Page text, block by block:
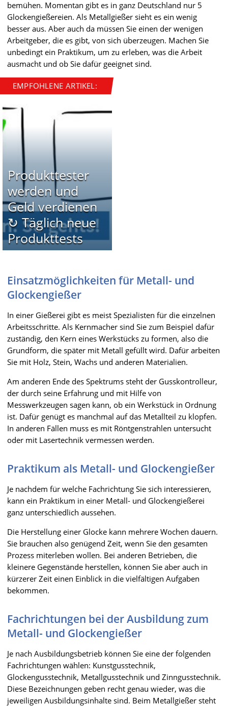
bemühen. Momentan gibt es in ganz Deutschland nur 5
Glockengießereien. Als Metallgießer sieht es ein wenig
besser aus. Aber auch da müssen Sie einen der wenigen
Arbeitgeber, die es gibt, von sich überzeugen. Machen Sie
unbedingt ein Praktikum, um zu erleben, was die Arbeit
ausmacht und ob Sie dafür geeignet sind.
EMPFOHLENE ARTIKEL:
Produkttester
werden und
Geld verdienen
↻ Täglich neue
Produkttests
Einsatzmöglichkeiten für Metall- und
Glockengießer
In einer Gießerei gibt es meist Spezialisten für die einzelnen
Arbeitsschritte. Als Kernmacher sind Sie zum Beispiel dafür
zuständig, den Kern eines Werkstücks zu formen, also die
Grundform, die später mit Metall gefüllt wird. Dafür arbeiten
Sie mit Holz, Stein, Wachs und anderen Materialien.
Am anderen Ende des Spektrums steht der Gusskontrolleur,
der durch seine Erfahrung und mit Hilfe von
Messwerkzeugen sagen kann, ob ein Werkstück in Ordnung
ist. Dafür genügt es manchmal auf das Metallteil zu klopfen.
In anderen Fällen muss es mit Röntgenstrahlen untersucht
oder mit Lasertechnik vermessen werden.
Praktikum als Metall- und Glockengießer
Je nachdem für welche Fachrichtung Sie sich interessieren,
kann ein Praktikum in einer Metall- und Glockengießerei
ganz unterschiedlich aussehen.
Die Herstellung einer Glocke kann mehrere Wochen dauern.
Sie brauchen also genügend Zeit, wenn Sie den gesamten
Prozess miterleben wollen. Bei anderen Betrieben, die
kleinere Gegenstände herstellen, können Sie aber auch in
kürzerer Zeit einen Einblick in die vielfältigen Aufgaben
bekommen.
Fachrichtungen bei der Ausbildung zum
Metall- und Glockengießer
Je nach Ausbildungsbetrieb können Sie eine der folgenden
Fachrichtungen wählen: Kunstgusstechnik,
Glockengusstechnik, Metallgusstechnik und Zinngusstechnik.
Diese Bezeichnungen geben recht genau wieder, was die
jeweiligen Ausbildungsinhalte sind. Beim Metallgießer steht